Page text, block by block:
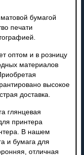
бумагой
печати
оптом и в розницу
материалов
высокое
доставка.
глянцевая
принтера
В нашем
и бумага для
отличная